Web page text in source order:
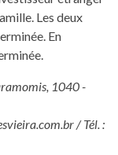
Les deux
En
1040 -
/ Tél. :